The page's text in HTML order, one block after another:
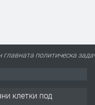
политическа
клетки под